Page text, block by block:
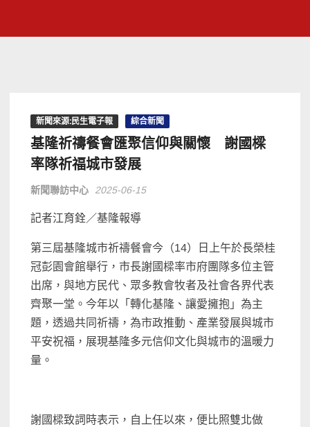
新聞來源:民生電子報 綜合新聞
基隆祈禱餐會匯聚信仰與關懷 謝國樑
率隊祈福城市發展
新聞聯訪中心 2025-06-15
記者江育銓／基隆報導
第三屆基隆城市祈禱餐會今（14）日上午於長榮桂
冠彭園會館舉行，市長謝國樑率市府團隊多位主管
出席，與地方民代、眾多教會牧者及社會各界代表
齊聚一堂。今年以「轉化基隆、讓愛擁抱」為主
題，透過共同祈禱，為市政推動、產業發展與城市
平安祝福，展現基隆多元信仰文化與城市的溫暖力
量。
謝國樑致詞時表示，自上任以來，便比照雙北做